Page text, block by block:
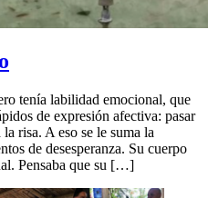
tenía labilidad emocional, que
de expresión afectiva: pasar
risa. A eso se le suma la
de desesperanza. Su cuerpo
Pensaba que su […]